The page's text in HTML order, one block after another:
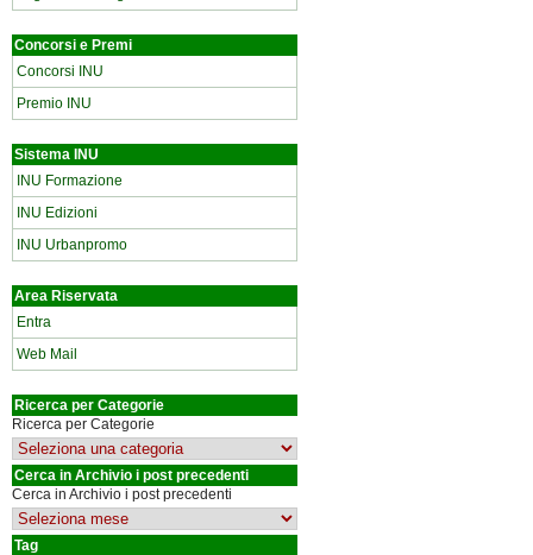
Concorsi e Premi
Concorsi INU
Premio INU
Sistema INU
INU Formazione
INU Edizioni
INU Urbanpromo
Area Riservata
Entra
Web Mail
Ricerca per Categorie
Ricerca per Categorie
Cerca in Archivio i post precedenti
Cerca in Archivio i post precedenti
Tag